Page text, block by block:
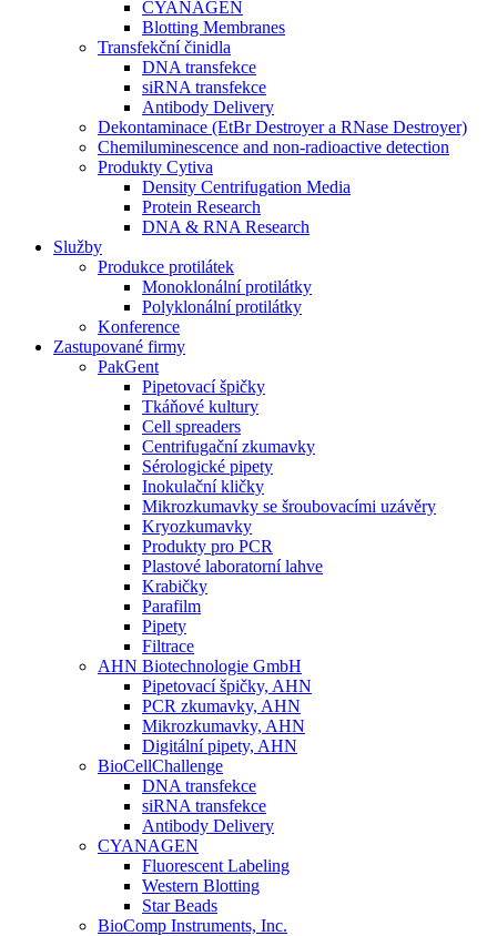
CYANAGEN
Blotting Membranes
Transfekční činidla
DNA transfekce
siRNA transfekce
Antibody Delivery
Dekontaminace (EtBr Destroyer a RNase Destroyer)
Chemiluminescence and non-radioactive detection
Produkty Cytiva
Density Centrifugation Media
Protein Research
DNA & RNA Research
Služby
Produkce protilátek
Monoklonální protilátky
Polyklonální protilátky
Konference
Zastupované firmy
PakGent
Pipetovací špičky
Tkáňové kultury
Cell spreaders
Centrifugační zkumavky
Sérologické pipety
Inokulační kličky
Mikrozkumavky se šroubovacími uzávěry
Kryozkumavky
Produkty pro PCR
Plastové laboratorní lahve
Krabičky
Parafilm
Pipety
Filtrace
AHN Biotechnologie GmbH
Pipetovací špičky, AHN
PCR zkumavky, AHN
Mikrozkumavky, AHN
Digitální pipety, AHN
BioCellChallenge
DNA transfekce
siRNA transfekce
Antibody Delivery
CYANAGEN
Fluorescent Labeling
Western Blotting
Star Beads
BioComp Instruments, Inc.